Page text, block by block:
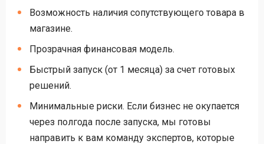
Возможность наличия сопутствующего товара в
магазине.
Прозрачная финансовая модель.
Быстрый запуск (от 1 месяца) за счет готовых
решений.
Минимальные риски. Если бизнес не окупается
через полгода после запуска, мы готовы
направить к вам команду экспертов, которые